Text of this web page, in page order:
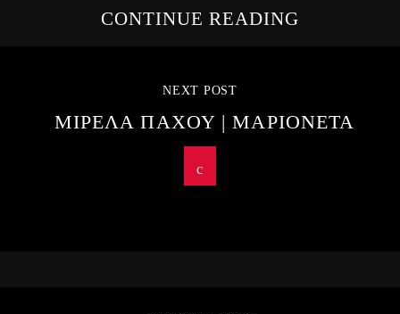
CONTINUE READING
NEXT POST
ΜΙΡΕΛΑ ΠΑΧΟΥ | ΜΑΡΙΟΝΕΤΑ